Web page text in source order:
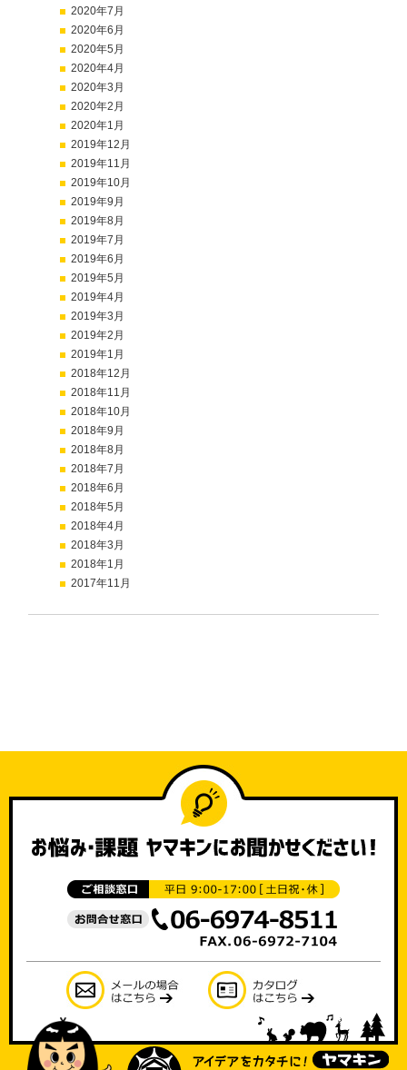
2020年7月
2020年6月
2020年5月
2020年4月
2020年3月
2020年2月
2020年1月
2019年12月
2019年11月
2019年10月
2019年9月
2019年8月
2019年7月
2019年6月
2019年5月
2019年4月
2019年3月
2019年2月
2019年1月
2018年12月
2018年11月
2018年10月
2018年9月
2018年8月
2018年7月
2018年6月
2018年5月
2018年4月
2018年3月
2018年1月
2017年11月